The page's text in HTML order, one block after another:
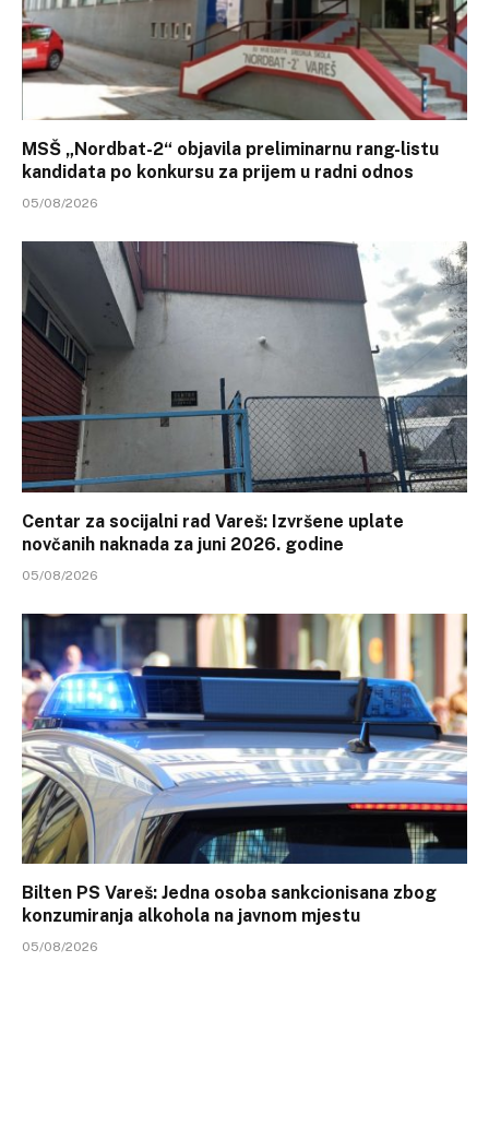
MSŠ „Nordbat-2“ objavila preliminarnu rang-listu
kandidata po konkursu za prijem u radni odnos
05/08/2026
Centar za socijalni rad Vareš: Izvršene uplate
novčanih naknada za juni 2026. godine
05/08/2026
Bilten PS Vareš: Jedna osoba sankcionisana zbog
konzumiranja alkohola na javnom mjestu
05/08/2026